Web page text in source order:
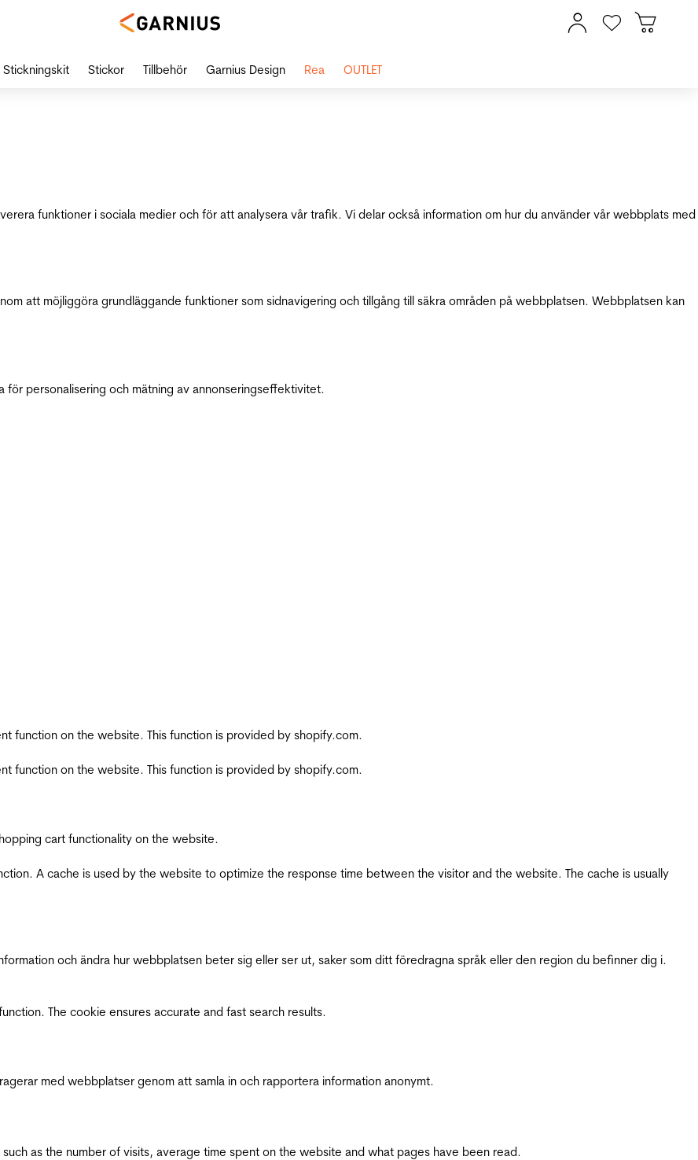
funktioner i sociala medier och för att analysera vår trafik. Vi delar också information om hur du använder vår webbplats med
att möjliggöra grundläggande funktioner som sidnavigering och tillgång till säkra områden på webbplatsen. Webbplatsen kan
för personalisering och mätning av annonseringseffektivitet.
function on the website. This function is provided by shopify.com.
function on the website. This function is provided by shopify.com.
cart functionality on the website.
A cache is used by the website to optimize the response time between the visitor and the website. The cache is usually
och ändra hur webbplatsen beter sig eller ser ut, saker som ditt föredragna språk eller den region du befinner dig i.
The cookie ensures accurate and fast search results.
med webbplatser genom att samla in och rapportera information anonymt.
as the number of visits, average time spent on the website and what pages have been read.
Stickningskit Stickor Tillbehör Garnius Design Rea OUTLET